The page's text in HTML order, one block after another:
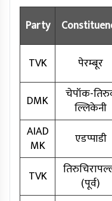
Party
TVK
पेरम्बूर
DMK
चेपॉक-
ल्लिकेनी
AIAD
MK
एडप्पाडी
TVK
(पूर्व)